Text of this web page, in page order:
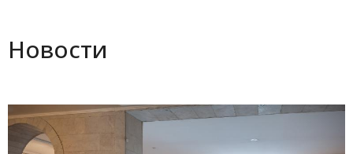
Новости